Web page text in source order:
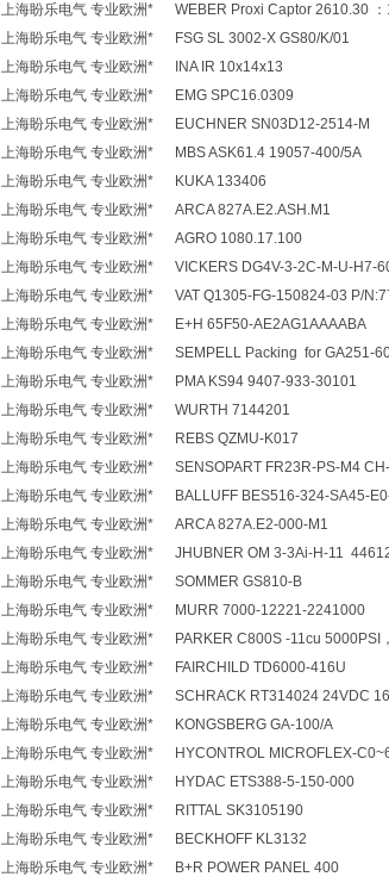
上海盼乐电气 专业欧洲* WEBER Proxi Captor 2610.30
上海盼乐电气 专业欧洲* FSG SL 3002-X GS80/K/01
上海盼乐电气 专业欧洲* INA IR 10x14x13
上海盼乐电气 专业欧洲* EMG SPC16.0309
上海盼乐电气 专业欧洲* EUCHNER SN03D12-2514-M
上海盼乐电气 专业欧洲* MBS ASK61.4 19057-400/5A
上海盼乐电气 专业欧洲* KUKA 133406
上海盼乐电气 专业欧洲* ARCA 827A.E2.ASH.M1
上海盼乐电气 专业欧洲* AGRO 1080.17.100
上海盼乐电气 专业欧洲* VICKERS DG4V-3-2C-M-U-H7-
上海盼乐电气 专业欧洲* VAT Q1305-FG-150824-03 P/
上海盼乐电气 专业欧洲* E+H 65F50-AE2AG1AAAABA
上海盼乐电气 专业欧洲* SEMPELL Packing for GA251-
上海盼乐电气 专业欧洲* PMA KS94 9407-933-30101
上海盼乐电气 专业欧洲* WURTH 7144201
上海盼乐电气 专业欧洲* REBS QZMU-K017
上海盼乐电气 专业欧洲* SENSOPART FR23R-PS-M4
上海盼乐电气 专业欧洲* BALLUFF BES516-324-SA45-
上海盼乐电气 专业欧洲* ARCA 827A.E2-000-M1
上海盼乐电气 专业欧洲* JHUBNER OM 3-3Ai-H-11
上海盼乐电气 专业欧洲* SOMMER GS810-B
上海盼乐电气 专业欧洲* MURR 7000-12221-2241000
上海盼乐电气 专业欧洲* PARKER C800S -11cu
上海盼乐电气 专业欧洲* FAIRCHILD TD6000-416U
上海盼乐电气 专业欧洲* SCHRACK RT314024 24VDC
上海盼乐电气 专业欧洲* KONGSBERG GA-100/A
上海盼乐电气 专业欧洲* HYCONTROL MICROFLEX-
上海盼乐电气 专业欧洲* HYDAC ETS388-5-150-000
上海盼乐电气 专业欧洲* RITTAL SK3105190
上海盼乐电气 专业欧洲* BECKHOFF KL3132
上海盼乐电气 专业欧洲* B+R POWER PANEL 400